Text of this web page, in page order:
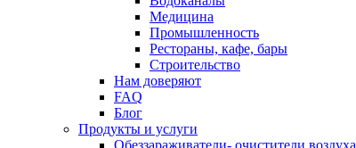
Медицина
Промышленность
Рестораны, кафе, бары
Строительство
Нам доверяют
FAQ
Блог
Продукты и услуги
Обеззараживатели- очистители воздуха